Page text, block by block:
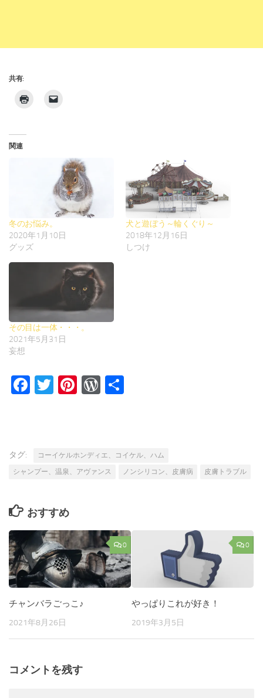
共有:
関連
冬のお悩み。
2020年1月10日
グッズ
犬と遊ぼう～輪くぐり～
2018年12月16日
しつけ
その目は一体・・・。
2021年5月31日
妄想
Facebook
Twitter
Pinterest
WordPress
タグ:
コーイケルホンディエ、コイケル、ハム
シャンプー、温泉、アヴァンス
ノンシリコン、皮膚病 皮膚トラブル
おすすめ
0
チャンバラごっこ♪
2021年8月26日
0
やっぱりこれが好き！
2019年3月5日
コメントを残す